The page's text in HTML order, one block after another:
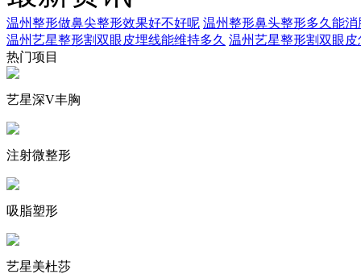
温州整形做鼻尖整形效果好不好呢 温州整形鼻头整形多久能消
温州艺星整形割双眼皮埋线能维持多久 温州艺星整形割双眼皮
热门项目
艺星深V丰胸
注射微整形
吸脂塑形
艺星美杜莎